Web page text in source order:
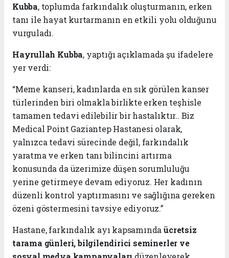
Kubba, toplumda farkındalık oluşturmanın, erken
tanı ile hayat kurtarmanın en etkili yolu olduğunu
vurguladı.
Hayrullah Kubba, yaptığı açıklamada şu ifadelere
yer verdi:
“Meme kanseri, kadınlarda en sık görülen kanser
türlerinden biri olmakla birlikte erken teşhisle
tamamen tedavi edilebilir bir hastalıktır.. Biz
Medical Point Gaziantep Hastanesi olarak,
yalnızca tedavi sürecinde değil, farkındalık
yaratma ve erken tanı bilincini artırma
konusunda da üzerimize düşen sorumluluğu
yerine getirmeye devam ediyoruz. Her kadının
düzenli kontrol yaptırmasını ve sağlığına gereken
özeni göstermesini tavsiye ediyoruz.”
Hastane, farkındalık ayı kapsamındaücretsiz
tarama günleri, bilgilendirici seminerler ve